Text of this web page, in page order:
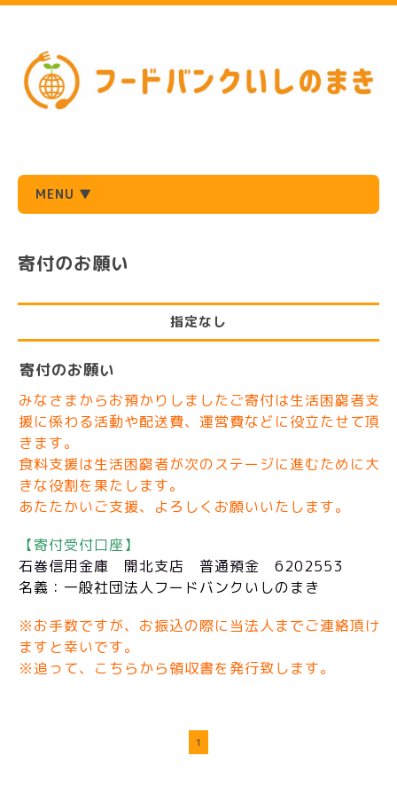
MENU ▼
寄付のお願い
指定なし
寄付のお願い
みなさまからお預かりしましたご寄付は生活困窮者支
援に係わる活動や配送費、運営費などに役立たせて頂
きます。
食料支援は生活困窮者が次のステージに進むために大
きな役割を果たします。
あたたかいご支援、よろしくお願いいたします。
【寄付受付口座】
石巻信用金庫 開北支店 普通預金 6202553
名義：一般社団法人フードバンクいしのまき
※お手数ですが、お振込の際に当法人までご連絡頂け
ますと幸いです。
※追って、こちらから領収書を発行致します。
1